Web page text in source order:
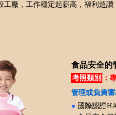
工廠，工作穩定起薪高，福利超讚
食品安全的
考照類別
：
管理或負責
● 國際認證